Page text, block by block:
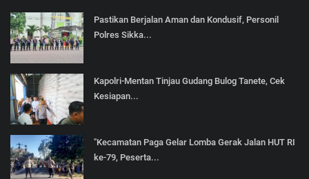
Pastikan Berjalan Aman dan Kondusif, Personil
Polres Sikka...
Kapolri-Mentan Tinjau Gudang Bulog Tanete, Cek
Kesiapan...
"Kecamatan Paga Gelar Lomba Gerak Jalan HUT RI
ke-79, Peserta...